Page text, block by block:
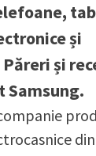
și
și
Samsung.